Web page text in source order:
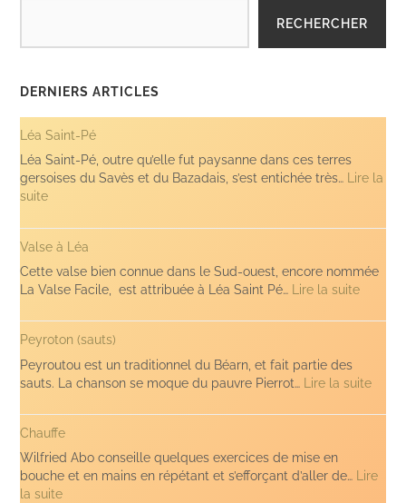
RECHERCHER
DERNIERS ARTICLES
Léa Saint-Pé
Léa Saint-Pé, outre qu’elle fut paysanne dans ces terres
gersoises du Savès et du Bazadais, s’est entichée très… Lire la
suite:
Saint-
Pé
Valse à Léa
Cette valse bien connue dans le Sud-ouest, encore nommée
La Valse Facile, est attribuée à Léa Saint Pé… Lire la suite:
à
Peyroton (sauts)
Peyroutou est un traditionnel du Béarn, et fait partie des
sauts. La chanson se moque du pauvre Pierrot… Lire la suite:
Chauffe
Wilfried Abo conseille quelques exercices de mise en
bouche et en mains en répétant et s’efforçant d’aller de… Lire
la suite: